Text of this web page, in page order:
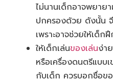
ไม่นานเด็กอาจพยาย
ปกครองด้วย ดังนั้น
เพราะอาจช่วยให้เด็ก
ให้เด็กเล่นของเล่นง่า
หรือเครื่องดนตรีแบบ
กับเด็ก ควรบอกชื่อข